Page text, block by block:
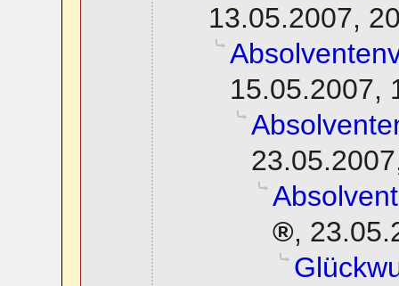
13.05.2007,
15.05.2007,
,